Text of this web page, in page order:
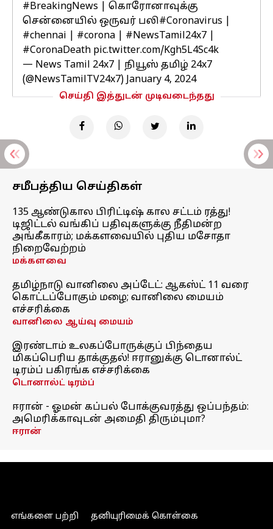
#BreakingNews | கொரோனாவுக்கு
சென்னையில் ஒருவர் பலி#Coronavirus
#chennai
#corona #NewsTamil24x7
#CoronaDeath pic.twitter.com/Kgh5L4Sc4k
— News Tamil 24x7 | நியூஸ் தமிழ் 24x7
(@NewsTamilTV24x7) January 4, 2024
செய்தி இத்துடன் முடிவடைந்தது
சமீபத்திய செய்திகள்
135 ஆண்டுகால பிரிட்டிஷ் கால சட்டம் ரத்து!
டிஜிட்டல் வங்கிப் பதிவுகளுக்கு நீதிமன்ற
அங்கீகாரம்; மக்களவையில் புதிய மசோதா
நிறைவேற்றம்
மக்களவை
தமிழ்நாடு வானிலை அப்டேட்: ஆகஸ்ட் 11 வரை
கொட்டப்போகும் மழை; வானிலை மையம்
எச்சரிக்கை
வானிலை ஆய்வு மையம்
இரண்டாம் உலகப்போருக்குப் பிந்தைய
மிகப்பெரிய தாக்குதல்! ஈரானுக்கு டொனால்ட்
டிரம்ப் பகிரங்க எச்சரிக்கை
டொனால்ட் டிரம்ப்
ஈரான் - ஓமன் கப்பல் போக்குவரத்து ஒப்பந்தம்:
அமெரிக்காவுடன் அமைதி திரும்புமா?
ஈரான்
எங்களை பற்றி தனியுரிமைக் கொள்கை